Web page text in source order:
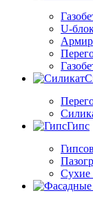
U-
Гипс
Сухие